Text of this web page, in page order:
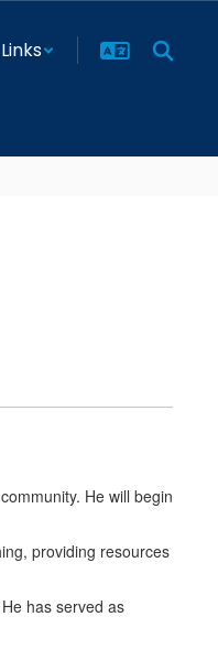
He will begin
providing resources
has served as